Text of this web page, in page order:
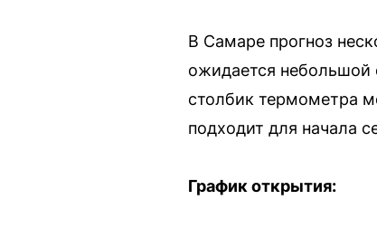
В Самаре прогноз
ожидается небольшой
столбик термометра
подходит для начала
График открытия: